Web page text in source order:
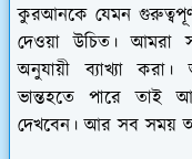
কুরআনকে যেমন
দেওয়া উচিত। আমরা
অনুযায়ী ব্যাখ্যা করা।
ভান্তহতে পারে তাই
দেখবেন। আর সব সময়